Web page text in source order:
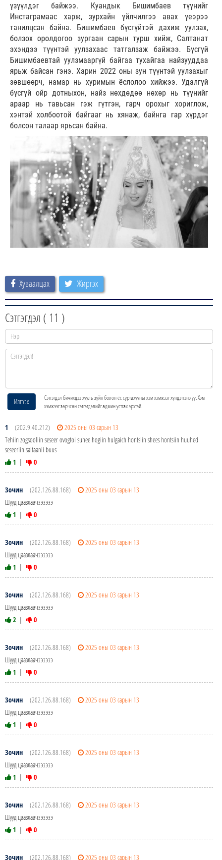
үзүүлдэг байжээ. Куандык Бишимбаев түүнийг
Инстаграмаас харж, зурхайн үйлчилгээ авах үеэрээ
танилцсан байна. Бишимбаев бүсгүйтэй дахиж уулзах,
болзох оролдогоо зургаан сарын турш хийж, Салтанат
эхэндээ түүнтэй уулзахаас татгалзаж байжээ. Бүсгүй
Бишимбаевтай уулзмааргүй байгаа тухайгаа найзууддаа
ярьж байсан гэнэ. Харин 2022 оны зун түүнтэй уулзахыг
зөвшөөрч, намар нь хуримын ёслолоо хийжээ. Удалгүй
бүсгүй ойр дотныхон, найз нөхдөдөө нөхөр нь түүнийг
араар нь тавьсан гэж гүтгэн, гарч орохыг хориглож,
хэнтэй холбоотой байгааг нь хянаж, байнга гар хүрдэг
болсон талаар ярьсан байна.
Хуваалцах Жиргэх
Сэтгэгдэл ( 11 )
Илгээх
Сэтгэгдэл бичихдээ хууль зүйн болон ёс суртахууны хэм хэмжээг хүндэтгэнэ үү. Хэм
хэмжээг зөрчсөн сэтгэгдэлийг админ устгах эрхтэй.
1 (202.9.40.212)
2025 оны 03 сарын 13
Tehiin zogsooliin seseer ovogtoi suhee hogiin hulgaich hontsiin shees hontsiin huuhed
seseeriin saltaanii buus
1 | 0
Зочин (202.126.88.168)
2025 оны 03 сарын 13
Шууд цаазлаачээээээ
1 | 0
Зочин (202.126.88.168)
2025 оны 03 сарын 13
Шууд цаазлаачээээээ
1 | 0
Зочин (202.126.88.168)
2025 оны 03 сарын 13
Шууд цаазлаачээээээ
2 | 0
Зочин (202.126.88.168)
2025 оны 03 сарын 13
Шууд цаазлаачээээээ
1 | 0
Зочин (202.126.88.168)
2025 оны 03 сарын 13
Шууд цаазлаачээээээ
1 | 0
Зочин (202.126.88.168)
2025 оны 03 сарын 13
Шууд цаазлаачээээээ
1 | 0
Зочин (202.126.88.168)
2025 оны 03 сарын 13
Шууд цаазлаачээээээ
1 | 0
Зочин (202.126.88.168) 2025 оны 03 сарын 13